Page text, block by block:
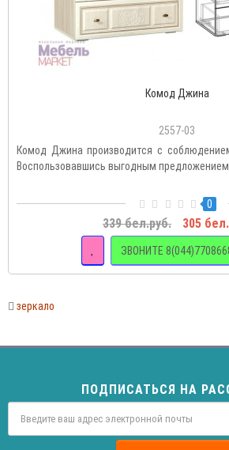
Комод Джина
2557-03
Комод Джина производится с
Воспользовавшись выгодным предложением
0
339 бел.руб. 305
ЗВОНИТЕ
зеркало
ПОДПИСАТЬСЯ НА